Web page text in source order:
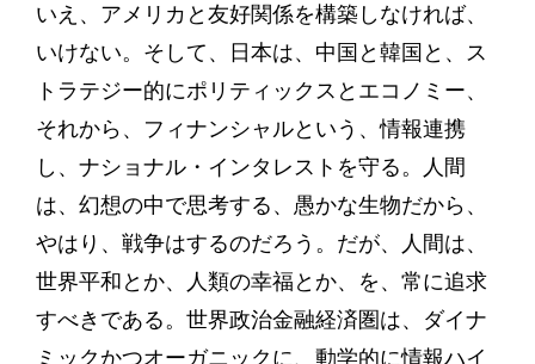
いえ、アメリカと友好関係を構築しなければ、
いけない。そして、日本は、中国と韓国と、ス
トラテジー的にポリティックスとエコノミー、
それから、フィナンシャルという、情報連携
し、ナショナル・インタレストを守る。人間
は、幻想の中で思考する、愚かな生物だから、
やはり、戦争はするのだろう。だが、人間は、
世界平和とか、人類の幸福とか、を、常に追求
すべきである。世界政治金融経済圏は、ダイナ
ミックかつオーガニックに、動学的に情報ハイ